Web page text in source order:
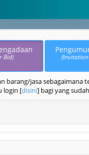
Bid)
barang/jasa
login [disini] bagi yang